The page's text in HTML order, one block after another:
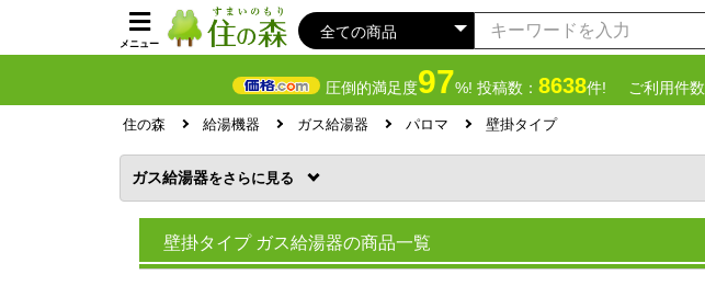
メニュー
圧倒的満足度97%! 投稿数： 8638件! ご利用件数
住の森 給湯機器 ガス給湯器 パロマ 壁掛タイプ
ガス給湯器を
壁掛タイプ ガス給湯器の商品一覧